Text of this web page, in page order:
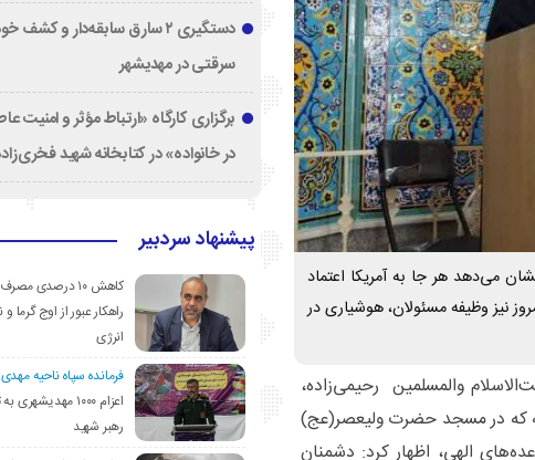
می‌دهد هر جا به آمریکا اعتماد
نیز وظیفه مسئولان، هوشیاری در
والمسلمین رحیمی‌زاده،
که در مسجد حضرت ولیعصر(عج)
الهی، اظهار کرد: دشمنان
دستگیری ۲ سارق سابقه‌دار و کشف
سرقتی در مهدیشهر
برگزاری کارگاه «ارتباط مؤثر و امنیت
در خانواده» در کتابخانه شهید
پیشنهاد سردبیر
کاهش ۱۰ درصدی
راهکار عبور از اوج گرما و
انرژی
فرمانده سپاه ناحیه
اعزام ۱۰۰۰
رهبر شهید